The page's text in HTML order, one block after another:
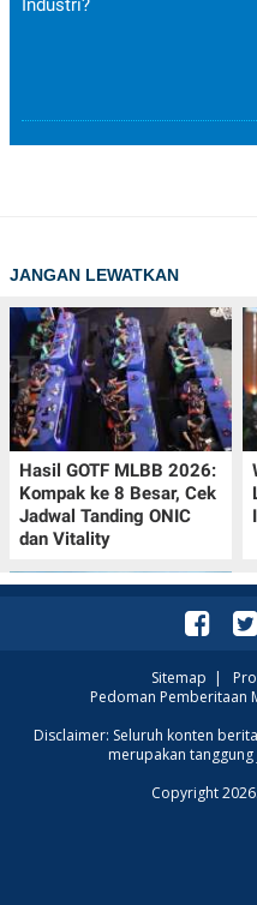
Industri?
JANGAN LEWATKAN
Hasil GOTF MLBB 2026:
Kompak ke 8 Besar, Cek
Jadwal Tanding ONIC
dan Vitality
Intip Prakiraan Cuaca
Sumsel Kamis (6/8):
Mendominasi, Siapkan
Sitemap |
Pedoman Pemberitaan
Disclaimer: Seluruh konten
merupakan
Copyright